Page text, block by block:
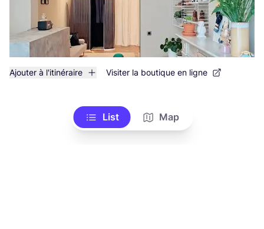
Ajouter à l'itinéraire Visiter la boutique en ligne
List Map